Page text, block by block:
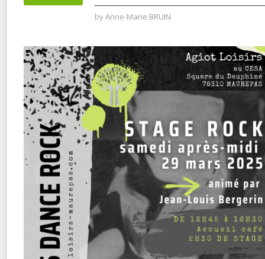
byAnne-Marie BRUIN